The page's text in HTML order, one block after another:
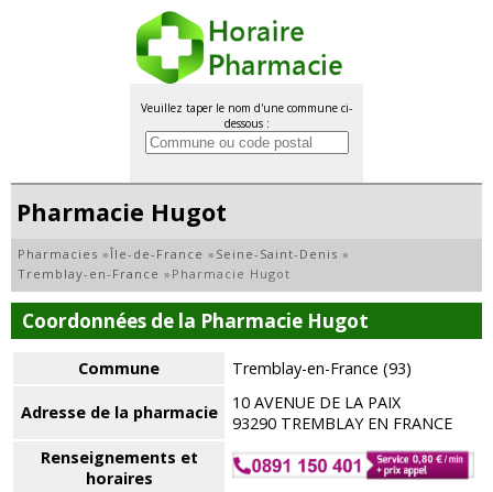
Veuillez taper le nom d'une commune ci-
dessous :
Pharmacie Hugot
Pharmacies »Île-de-France » Seine-Saint-Denis »
Tremblay-en-France » Pharmacie Hugot
Coordonnées de la Pharmacie Hugot
Commune Tremblay-en-France (93)
Adresse de la pharmacie
10 AVENUE DE LA PAIX
93290 TREMBLAY EN FRANCE
Renseignements et
horaires